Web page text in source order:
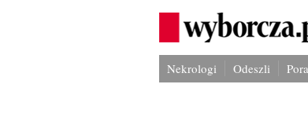
Nekrologi Odeszli